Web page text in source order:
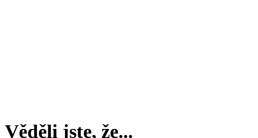
Věděli jste, že...